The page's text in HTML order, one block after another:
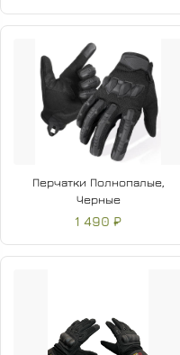
Перчатки Полнопалые,
Черные
1 490 ₽